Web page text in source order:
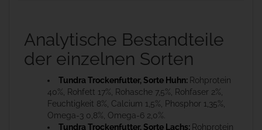
Analytische Bestandteile
der einzelnen Sorten
Tundra Trockenfutter, Sorte Huhn: Rohprotein
40%, Rohfett 17%, Rohasche 7,5%, Rohfaser 2%,
Feuchtigkeit 8%, Calcium 1,5%, Phosphor 1,35%,
Omega-3 0,8%, Omega-6 2,0%.
Tundra Trockenfutter, Sorte Lachs: Rohprotein